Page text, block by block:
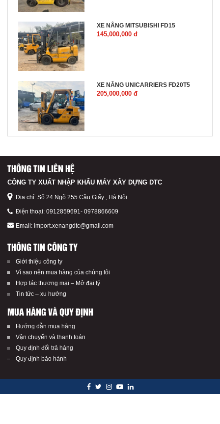
XE NÂNG MITSUBISHI FD15
145,000,000 đ
XE NÂNG UNICARRIERS FD20T5
205,000,000 đ
THÔNG TIN LIÊN HỆ
CÔNG TY XUẤT NHẬP KHẨU MÁY XÂY DỰNG DTC
Địa chỉ: Số 24 Ngõ 255 Cầu Giấy , Hà Nội
Điện thoại: 0912859691 - 0978866609
Email: import.xenangdtc@gmail.com
THÔNG TIN CÔNG TY
Giới thiệu công ty
Vì sao nên mua hàng của chúng tôi
Hợp tác thương mại – Mở đại lý
Tin tức – xu hướng
MUA HÀNG VÀ QUY ĐỊNH
Hướng dẫn mua hàng
Vận chuyển và thanh toán
Quy định đổi trả hàng
Quy định bảo hành